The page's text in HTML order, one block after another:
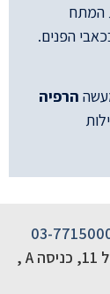
המתח
הפנים.
הרפיה
03-
כתובת: בית הרופאים, רמת החייל, רחוב הברזל 11, כניסה A ,